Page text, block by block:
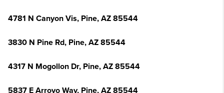
4781 N Canyon Vis, Pine, AZ 85544
3830 N Pine Rd, Pine, AZ 85544
4317 N Mogollon Dr, Pine, AZ 85544
5837 E Arroyo Way, Pine, AZ 85544